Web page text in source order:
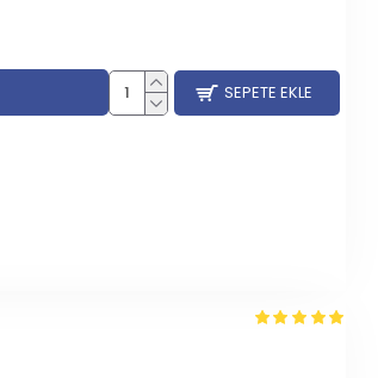
SEPETE EKLE